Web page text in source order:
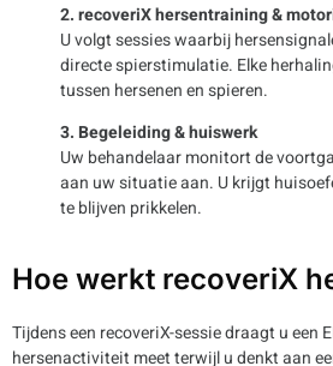
2. recoveriX hersentraining &
U volgt sessies waarbij
directe spierstimulatie. Elke
tussen hersenen en spieren.
3. Begeleiding & huiswerk
Uw behandelaar monitort de
aan uw situatie aan. U krijgt
te blijven prikkelen.
Hoe werkt recoveriX
Tijdens een recoveriX-sessie draagt u een
hersenactiviteit meet terwijl u denkt aan